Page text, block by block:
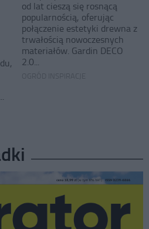
od lat cieszą się rosnącą
popularnością, oferując
połączenie estetyki drewna z
trwałością nowoczesnych
materiałów. Gardin DECO
2.0...